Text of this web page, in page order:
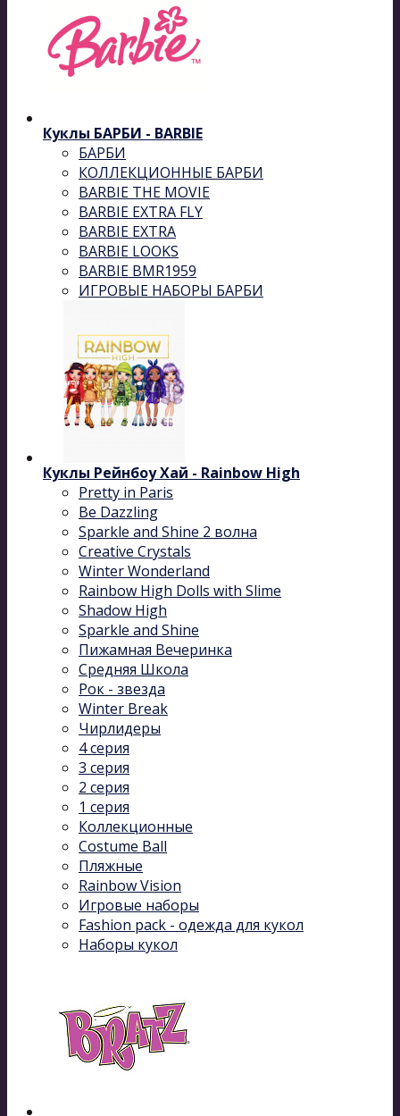
Куклы БАРБИ - BARBIE
БАРБИ
КОЛЛЕКЦИОННЫЕ БАРБИ
BARBIE THE MOVIE
BARBIE EXTRA FLY
BARBIE EXTRA
BARBIE LOOKS
BARBIE BMR1959
ИГРОВЫЕ НАБОРЫ БАРБИ
Куклы Рейнбоу Хай - Rainbow High
Pretty in Paris
Be Dazzling
Sparkle and Shine 2 волна
Сreative Сrystals
Winter Wonderland
Rainbow High Dolls with Slime
Shadow High
Sparkle and Shine
Пижамная Вечеринка
Средняя Школа
Рок - звезда
Winter Break
Чирлидеры
4 серия
3 серия
2 серия
1 серия
Коллекционные
Costume Ball
Пляжные
Rainbow Vision
Игровые наборы
Fashion pack - одежда для кукол
Наборы кукол